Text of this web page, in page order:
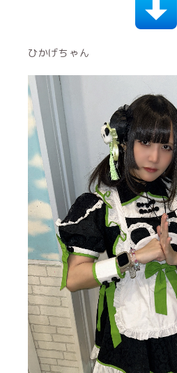
ひかげちゃん